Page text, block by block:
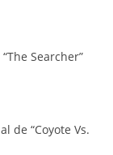
Searcher”
de “Coyote Vs.